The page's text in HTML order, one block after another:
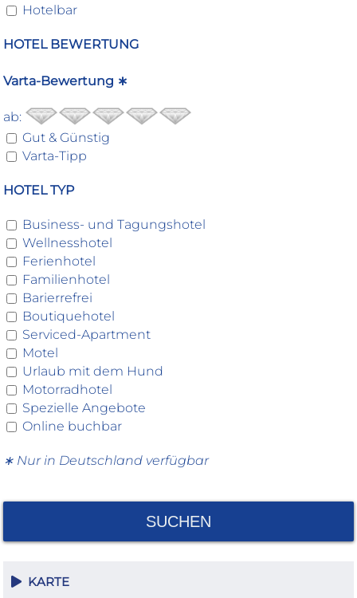
Hotelbar
HOTEL BEWERTUNG
Varta-Bewertung ∗
ab:
Gut & Günstig
Varta-Tipp
HOTEL TYP
Business- und Tagungshotel
Wellnesshotel
Ferienhotel
Familienhotel
Barierrefrei
Boutiquehotel
Serviced-Apartment
Motel
Urlaub mit dem Hund
Motorradhotel
Spezielle Angebote
Online buchbar
∗ Nur in Deutschland verfügbar
SUCHEN
KARTE